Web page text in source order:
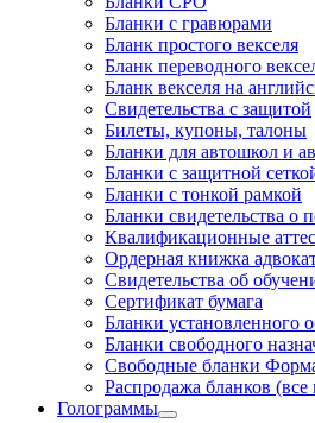
Бланки с гравюрами
Бланк простого векселя
Бланк переводного
Бланк векселя на
Свидетельства с защитой
Билеты, купоны, талоны
Бланки для автошкол и
Бланки с защитной
Бланки с тонкой рамкой
Бланки свидетельства о
Квалификационные
Ордерная книжка
Свидетельства об
Сертификат бумага
Бланки установленного
Бланки свободного
Свободные бланки
Распродажа бланков
Голограммы